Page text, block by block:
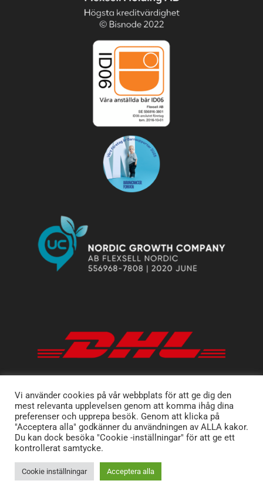
Vi använder cookies på vår webbplats för att ge dig den
mest relevanta upplevelsen genom att komma ihåg dina
preferenser och upprepa besök. Genom att klicka på
"Acceptera alla" godkänner du användningen av ALLA kakor.
Du kan dock besöka "Cookie -inställningar" för att ge ett
kontrollerat samtycke.
Cookie inställningar Acceptera alla